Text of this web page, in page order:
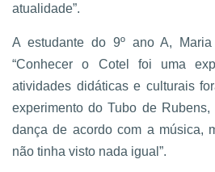
atualidade”.
A estudante do 9º ano A,
“Conhecer o Cotel foi uma
atividades didáticas e culturais
experimento do Tubo de
dança de acordo com a música,
não tinha visto nada igual”.